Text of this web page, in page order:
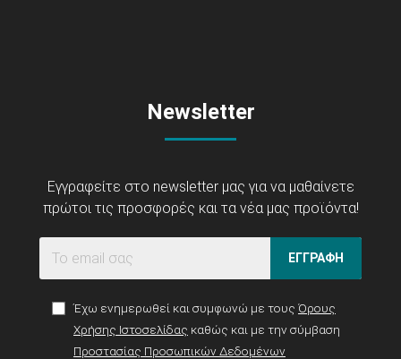
Newsletter
Εγγραφείτε στο newsletter μας για να μαθαίνετε
πρώτοι τις προσφορές και τα νέα μας προϊόντα!
ΕΓΓΡΑΦΗ
Έχω ενημερωθεί και συμφωνώ με τους Όρους
Χρήσης Ιστοσελίδας καθώς και με την σύμβαση
Προστασίας Προσωπικών Δεδομένων